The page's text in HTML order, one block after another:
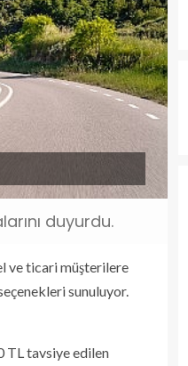
duyurdu.
ve ticari müşterilere
sunuluyor.
TL tavsiye edilen